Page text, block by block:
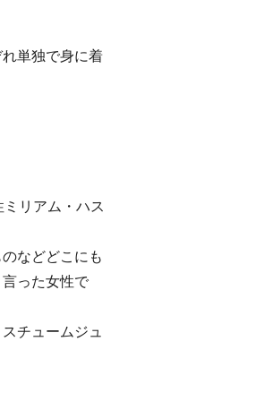
単独で身に着
リアム・ハス
などどこにも
った女性で
チュームジュ